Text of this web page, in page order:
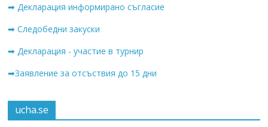
➡ Декларация информирано съгласие
➡ Следобедни закуски
➡ Декларация - участие в турнир
➡Заявление за отсъствия до 15 дни
ucha.se